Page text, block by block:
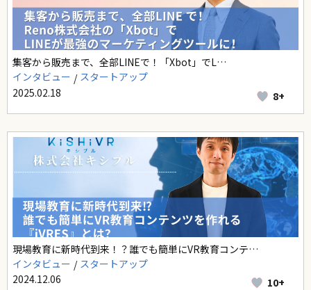
集客から販売まで、全部LINEで！「Xbot」でL…
インタビュー
スタートアップ
2025.02.18
8+
現場教育に新時代到来！？誰でも簡単にVR教育コンテ…
インタビュー
スタートアップ
2024.12.06
10+